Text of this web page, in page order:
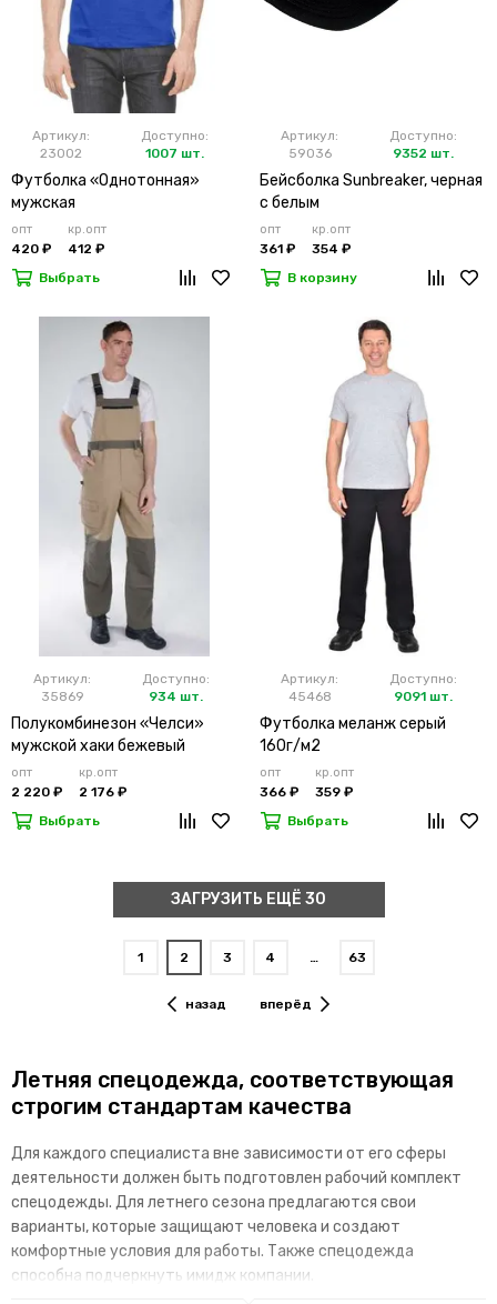
Артикул:
23002
Доступно:
1007 шт.
Футболка «Однотонная»
мужская
опт
420 ₽
кр.опт
412 ₽
Выбрать
Артикул:
59036
Доступно:
9352 шт.
Бейсболка Sunbreaker, черная
с белым
опт
361 ₽
кр.опт
354 ₽
В корзину
Артикул:
35869
Доступно:
934 шт.
Полукомбинезон «Челси»
мужской хаки бежевый
опт
2 220 ₽
кр.опт
2 176 ₽
Выбрать
Артикул:
45468
Доступно:
9091 шт.
Футболка меланж серый
160г/м2
опт
366 ₽
кр.опт
359 ₽
Выбрать
ЗАГРУЗИТЬ ЕЩЁ 30
назад
1 2 3 4 … 63
вперёд
Летняя спецодежда, соответствующая
строгим стандартам качества
Для каждого специалиста вне зависимости от его сферы
деятельности должен быть подготовлен рабочий комплект
спецодежды. Для летнего сезона предлагаются свои
варианты, которые защищают человека и создают
комфортные условия для работы. Также спецодежда
способна подчеркнуть имидж компании.